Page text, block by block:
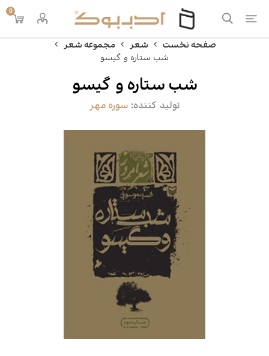
0
صفحه نخست شعر
مجموعه شعر
شب ستاره و گیسو
شب ستاره و گیسو
تولید کننده: سوره مهر